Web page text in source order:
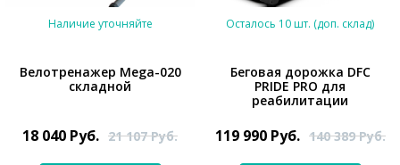
Наличие уточняйте
Велотренажер Mega-020
складной
18 040 Руб. 21 107Руб.
*}
Осталось 10 шт. (доп. склад)
Беговая дорожка DFC
PRIDE PRO для
реабилитации
119 990 Руб. 140 389Руб.